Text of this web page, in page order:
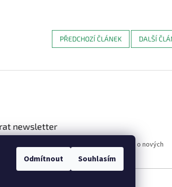
Odmítnout Souhlasím
PŘEDCHOZÍ ČLÁNEK DALŠÍ
newsletter
e-mail a my vám budeme zasílat informace o nových
na našem e-shopu.